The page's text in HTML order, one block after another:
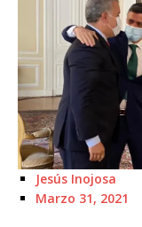
Jesús Inojosa
Marzo 31, 2021